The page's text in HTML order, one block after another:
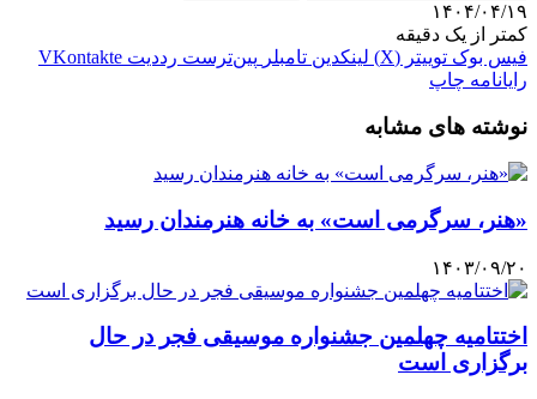
۱۴۰۴/۰۴/۱۹
کمتر از یک دقیقه
فیس بوک توییتر (X) لینکدین ‫تامبلر ‫پین‌ترست ‫رددیت ‫VKontakte
رایانامه چاپ
نوشته های مشابه
«هنر، سرگرمی است» به خانه هنرمندان رسید
۱۴۰۳/۰۹/۲۰
اختتامیه چهلمین جشنواره موسیقی فجر در حال
برگزاری است